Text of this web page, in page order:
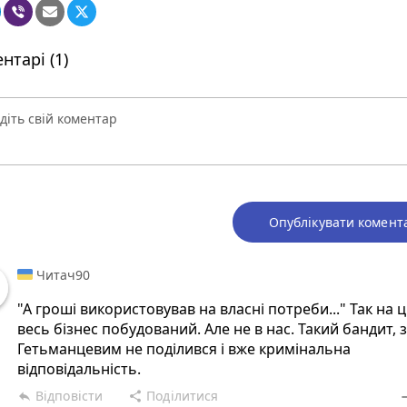
(1)
Опублікувати
Читач90
"А гроші використовував на власні потреби..." Так на
весь бізнес побудований. Але не в нас. Такий бандит, з
Гетьманцевим не поділився і вже кримінальна
відповідальність.
reply Відповісти share Поділитися